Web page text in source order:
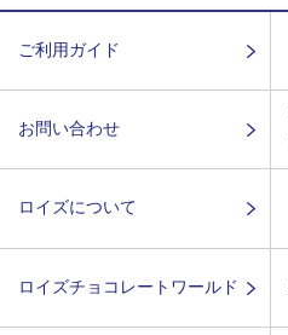
ご利用ガイド
お問い合わせ
ロイズについて
ロイズチョコレートワールド